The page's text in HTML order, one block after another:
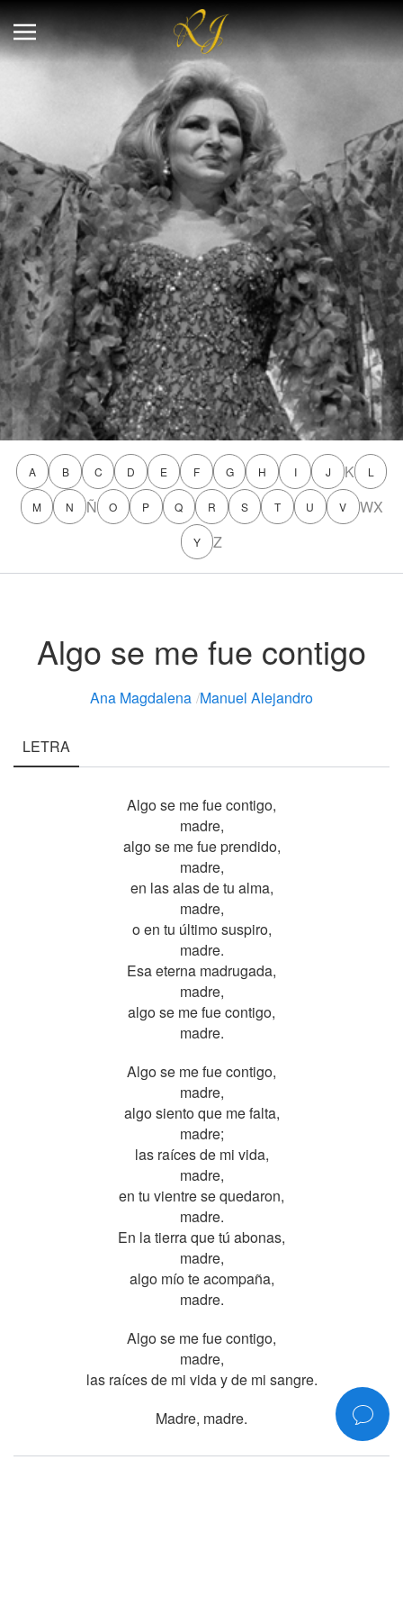
A B C D E F G H I J K L
M N Ñ O P Q R S T U V WX
Y Z
Algo se me fue contigo
Ana Magdalena /Manuel Alejandro
LETRA
Algo se me fue contigo,
madre,
algo se me fue prendido,
madre,
en las alas de tu alma,
madre,
o en tu último suspiro,
madre.
Esa eterna madrugada,
madre,
algo se me fue contigo,
madre.
Algo se me fue contigo,
madre,
algo siento que me falta,
madre;
las raíces de mi vida,
madre,
en tu vientre se quedaron,
madre.
En la tierra que tú abonas,
madre,
algo mío te acompaña,
madre.
Algo se me fue contigo,
madre,
las raíces de mi vida y de mi sangre.
Madre, madre.